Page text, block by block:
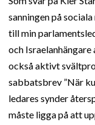
sanningen på
till min
och
också aktivt
sabbatsbrev ”När
ledares synder
måste ligga på att